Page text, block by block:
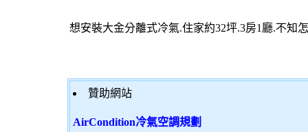
想安裝大金分離式冷氣.住家約32坪.3房1廳.不知
贊助網站
AirCondition冷氣空調規劃